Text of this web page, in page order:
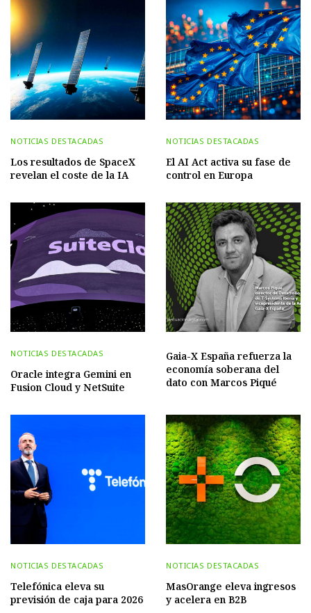
NOTICIAS DESTACADAS
Los resultados de SpaceX
revelan el coste de la IA
NOTICIAS DESTACADAS
El AI Act activa su fase de
control en Europa
NOTICIAS DESTACADAS
Oracle integra Gemini en
Fusion Cloud y NetSuite
Gaia-X España refuerza la
economía soberana del
dato con Marcos Piqué
NOTICIAS DESTACADAS
Telefónica eleva su
previsión de caja para 2026
NOTICIAS DESTACADAS
MasOrange eleva ingresos
y acelera en B2B